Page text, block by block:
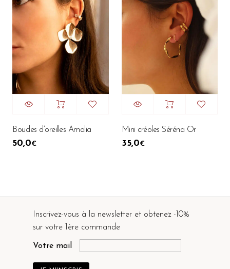
Boucles d’oreilles Amalia
50,0€
Mini créoles Séréna Or
35,0€
Inscrivez-vous à la newsletter et obtenez -10%
sur votre 1ère commande
Votre mail